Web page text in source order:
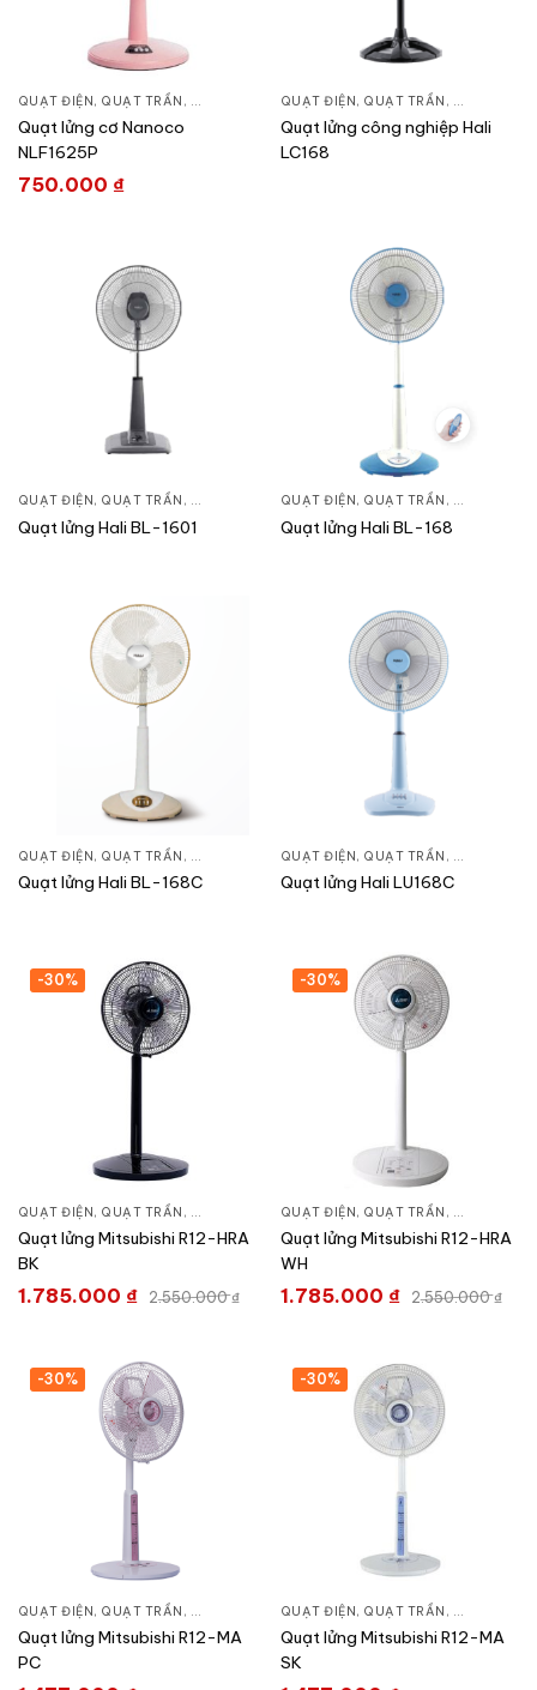
QUẠT ĐIỆN, QUẠT TRẦN , QUẠT ĐỨNG
Quạt lửng cơ Nanoco
NLF1625P
750.000 ₫
QUẠT ĐIỆN, QUẠT TRẦN , QUẠT
Quạt lửng công nghiệp Hali
LC168
QUẠT ĐIỆN, QUẠT TRẦN , QUẠT ĐỨNG
Quạt lửng Hali BL-1601
QUẠT ĐIỆN, QUẠT TRẦN , QUẠT
Quạt lửng Hali BL-168
QUẠT ĐIỆN, QUẠT TRẦN , QUẠT ĐỨNG
Quạt lửng Hali BL-168C
QUẠT ĐIỆN, QUẠT TRẦN , QUẠT
Quạt lửng Hali LU168C
-30%
QUẠT ĐIỆN, QUẠT TRẦN , QUẠT ĐỨNG
Quạt lửng Mitsubishi R12-HRA
BK
1.785.000 ₫ 2.550.000₫
-30%
QUẠT ĐIỆN, QUẠT TRẦN , QUẠT
Quạt lửng Mitsubishi R12-HRA
WH
1.785.000 ₫ 2.550.000₫
-30%
QUẠT ĐIỆN, QUẠT TRẦN , QUẠT ĐỨNG
Quạt lửng Mitsubishi R12-MA
PC
-30%
QUẠT ĐIỆN, QUẠT TRẦN , QUẠT
Quạt lửng Mitsubishi R12-MA
SK